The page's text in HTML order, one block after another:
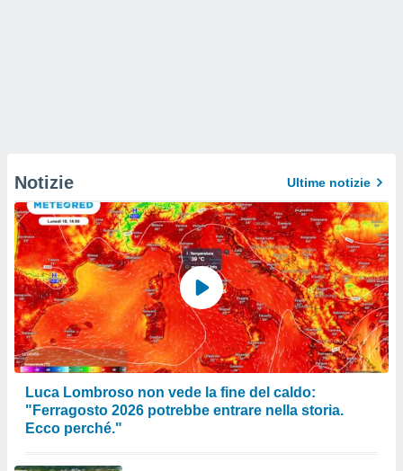
Notizie Ultime notizie
Luca Lombroso non vede la fine del caldo:
"Ferragosto 2026 potrebbe entrare nella storia.
Ecco perché."